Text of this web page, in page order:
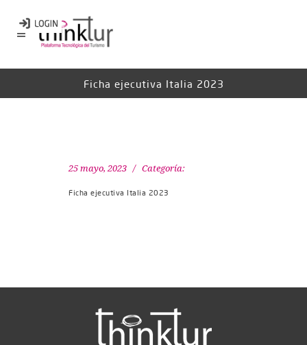
Ficha ejecutiva Italia 2023
25 mayo, 2023 Categoría:
Ficha ejecutiva Italia 2023